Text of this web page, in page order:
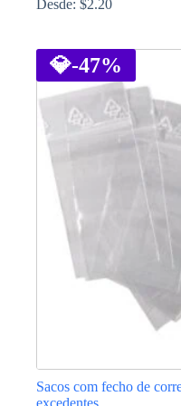
Desde: $2.20
has
multiple
variants.
The
options
may
chosen
product
💎-47%
Sacos com fecho de